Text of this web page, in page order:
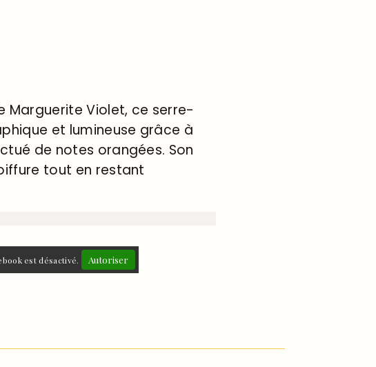
Marguerite Violet, ce serre-
et lumineuse grâce à
de notes orangées. Son
tout en restant
est désactivé. Autoriser